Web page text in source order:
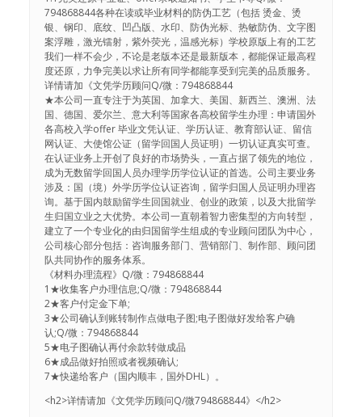
794868844各种在读或毕业材料的防伪工艺（包括 烫金、烫
银、钢印、底纹、凹凸版、水印、防伪光标、热敏防伪、文字图
案浮雕，激光镭射，紫外荧光，温感光标）学校原版上有的工艺
我们一样不会少，不论是老版本还是最新版本，都能保证最高程
度还原，力争完美以求让所有同学都能享受到完美的品质服务。
详情请加《文凭学历顾问Q/微：794868844
★本公司一直专注于为英国、加拿大、美国、新西兰、澳洲、法
国、德国、爱尔兰、意大利等国家各高校留学生办理：申请国外
各高校入学offer 毕业文凭认证、学历认证、教育部认证、留信
网认证、大使馆公证（留学回国人员证明）一切认证真实可查。
在认证业务上开创了良好的市场势头，一直占据了领先的地位，
成为无数留学回国人员办理学历学位认证的首选。公司主要业务
涉及：国（境）外学历学位认证咨询，留学归国人员证明办理咨
询。基于国内鼓励留学生回国就业、创业的政策，以及大批留学
生归国立业之大优势。本公司一直朝着智力密集型的方向转型，
建立了一个专业化的由归国留学生组成的专业顾问团队为中心，
公司核心部分包括：咨询服务部门、营销部门、制作部、顾问团
队共同协作的服务体系。
《材料办理流程》Q/微：794868844
1★收集客户办理信息;Q/微：794868844
2★客户付定金下单;
3★公司确认到账转制作点做电子图;电子图做好发给客户确
认;Q/微：794868844
5★电子图确认再付余款转做成品
6★成品做好拍照或者视频确认;
7★快递给客户（国内顺丰，国外DHL）。
<h2>详情请加《文凭学历顾问Q/微794868844》</h2>